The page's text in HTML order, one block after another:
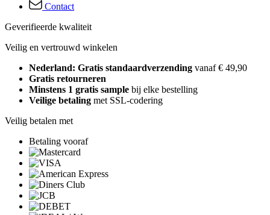
Contact
Geverifieerde kwaliteit
Veilig en vertrouwd winkelen
Nederland: Gratis standaardverzending vanaf € 49,90
Gratis retourneren
Minstens 1 gratis sample bij elke bestelling
Veilige betaling met SSL-codering
Veilig betalen met
Betaling vooraf